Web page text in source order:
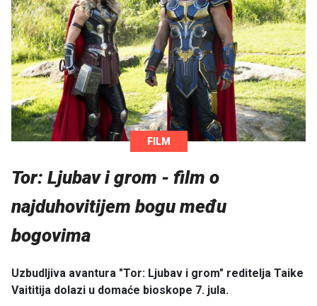
FILM
Tor: Ljubav i grom - film o
najduhovitijem bogu među
bogovima
Uzbudljiva avantura "Tor: Ljubav i grom" reditelja Taike
Vaititija dolazi u domaće bioskope 7. jula.